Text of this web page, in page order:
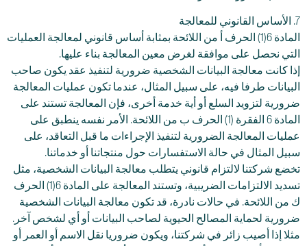
7. الأساس القانوني للمعالجة
المادة 6(1) الحرف أ من اللائحة بمثابة أساس قانوني لمعالجة العمليات
التي نحصل على موافقة لغرض معين المعالجة بناء عليها.
إذا كانت معالجة البيانات الشخصية ضرورية لتنفيذ عقد يكون صاحب
البيانات طرفا فيه، على سبيل المثال، عندما تكون عمليات المعالجة
ضرورية لتزويد السلع أو أية خدمة أخرى، فإن المعالجة تستند على
المادة 6 الفقرة (1) الحرف ب من اللائحة. الأمر نفسه ينطبق على
عمليات المعالجة الضرورية لتنفيذ الإجراءات ما قبل التعاقد، على
سبيل المثال في حالة الاستفسارات حول منتجاتنا أو خدماتنا.
تخضع شركتنا لالتزام قانوني يتطلب معالجة البيانات الشخصية، مثل
تسديد الالتزامات الضريبية، وتستند المعالجة على المادة 6(1) الحرف
ك من اللائحة. في حالات نادرة، قد تكون معالجة البيانات الشخصية
ضرورية لحماية المصالح الحيوية لصاحب البيانات أو أي لشخص آخر.
مثلا إذا أصيب زائر في شركتنا، ويكون ضروريا نقل الاسم أو العمر أو